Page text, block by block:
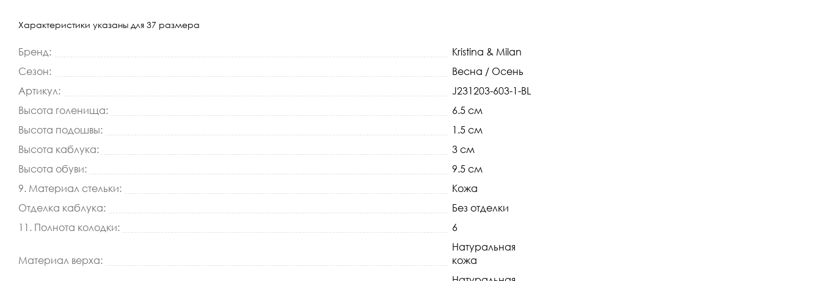
Характеристики указаны для 37 размера
Бренд:
Kristina & Milan
Сезон:
Весна / Осень
Артикул:
J231203-603-1-BL
Высота голенища:
6.5 см
Высота подошвы:
1.5 см
Высота каблука:
3 см
Высота обуви:
9.5 см
9. Материал стельки:
Кожа
Отделка каблука:
Без отделки
11. Полнота колодки:
6
Материал верха:
Натуральная
кожа